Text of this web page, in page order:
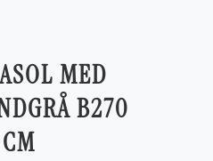
MED
B270